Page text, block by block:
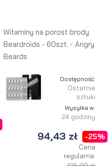
Witaminy na porost brody
Beardroids - 60szt. - Angry
Beards
Dostępność:
Ostatnie
sztuki
Wysyłka w:
24 godziny
94,43 zł -25%
Cena
regularna: